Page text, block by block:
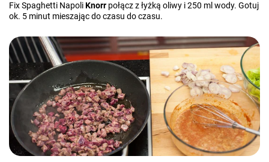
Fix Spaghetti NapoliKnorr połącz z łyżką oliwy i 250 ml wody. Gotuj
ok. 5 minut mieszając do czasu do czasu.